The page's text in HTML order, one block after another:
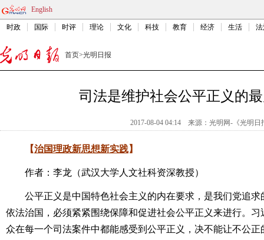
English
时政 国际 时评 理论 文化 科技 教育 经济 生活
首页>光明日报
司法是维护社会公平正义的
2017-08-04 04:14 来源： 光明网-《光明日
【治国理政新思想新实践】
作者：李龙（武汉大学人文社科资深教授）
公平正义是中国特色社会主义的内在要求，是我们党追求
依法治国，必须紧紧围绕保障和促进社会公平正义来进行。
众在每一个司法案件中都能感受到公平正义，决不能让不公